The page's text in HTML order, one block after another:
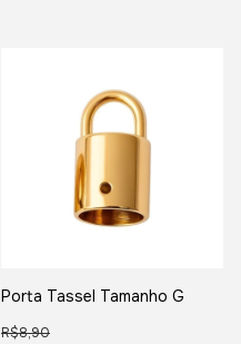
Porta Tassel Tamanho G
R$8,90